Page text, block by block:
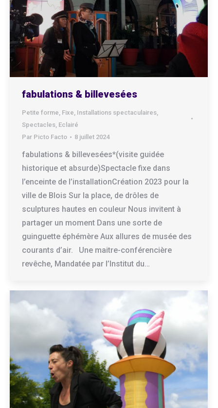
fabulations & billevesées
Petite forme, Fixe, Installations spectaculaires,
Spectacles, Eclairé
Par Picto Facto 8 juillet 2024
fabulations & billevesées*(visite guidée
historique et absurde)Spectacle fixe dans
l’enceinte de l’installationCréation 2023 pour la
ville de Blois Sur la place, de drôles de
sculptures hautes en couleur Nous invitent à
partager un moment Dans une sorte de
guinguette éphémère Aux allures de musée des
courants d’air. Une maitre-conférencière
revêche, Mandatée par l’Institut du…